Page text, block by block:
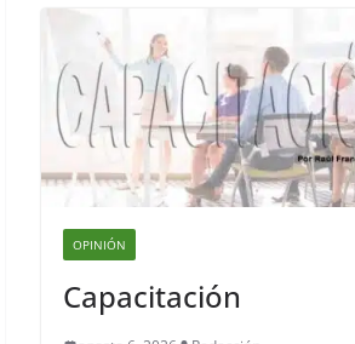
OPINIÓN
Capacitación